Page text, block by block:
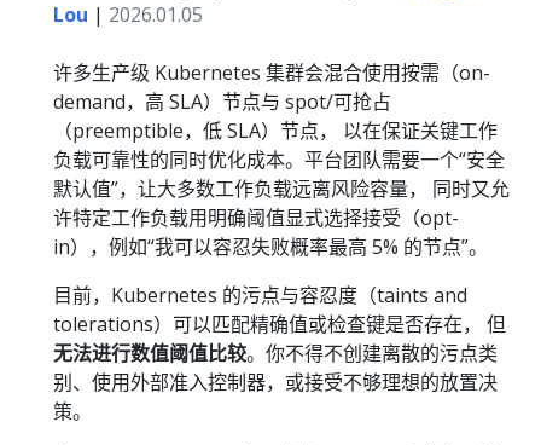
Lou | 2026.01.05
许多生产级 Kubernetes 集群会混合使用按需（on-
demand，高 SLA）节点与 spot/可抢占
（preemptible，低 SLA）节点， 以在保证关键工作
负载可靠性的同时优化成本。平台团队需要一个“安全
默认值”，让大多数工作负载远离风险容量， 同时又允
许特定工作负载用明确阈值显式选择接受（opt-
in），例如“我可以容忍失败概率最高 5% 的节点”。
目前，Kubernetes 的污点与容忍度（taints and
tolerations）可以匹配精确值或检查键是否存在， 但
无法进行数值阈值比较。你不得不创建离散的污点类
别、使用外部准入控制器，或接受不够理想的放置决
策。